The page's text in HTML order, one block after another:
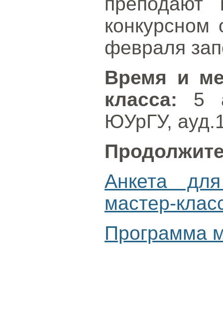
февраля
Время и
класса: 5
ЮУрГУ,
Анкета
мастер-
Программа